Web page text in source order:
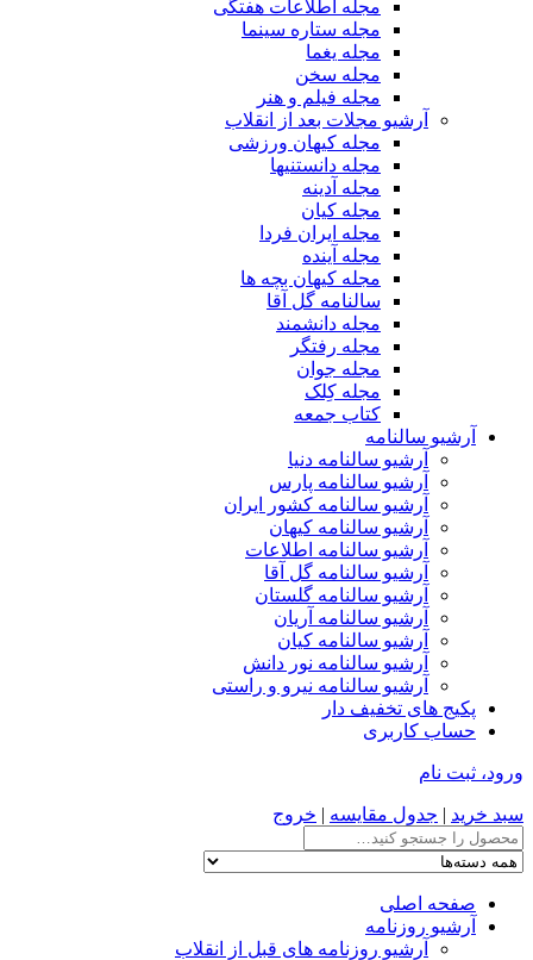
مجله اطلاعات هفتگی
مجله ستاره سینما
مجله یغما
مجله سخن
مجله فیلم و هنر
آرشیو مجلات بعد از انقلاب
مجله کیهان ورزشی
مجله دانستنیها
مجله آدینه
مجله کیان
مجله ایران فردا
مجله آینده
مجله کیهان بچه ها
سالنامه گل آقا
مجله دانشمند
مجله رفتگر
مجله جوان
مجله کِلک
کتاب جمعه
آرشیو سالنامه
آرشیو سالنامه دنیا
آرشیو سالنامه پارس
آرشیو سالنامه کشور ایران
آرشیو سالنامه کیهان
آرشیو سالنامه اطلاعات
آرشیو سالنامه گل آقا
آرشیو سالنامه گلستان
آرشیو سالنامه آریان
آرشیو سالنامه کیان
آرشیو سالنامه نور دانش
آرشیو سالنامه نیرو و راستی
پکیج های تخفیف دار
حساب کاربری
ورود، ثبت نام
سبد خرید | جدول مقایسه | خروج
صفحه اصلی
آرشیو روزنامه
آرشیو روزنامه های قبل از انقلاب